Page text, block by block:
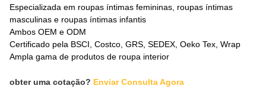
Especializada em roupas íntimas femininas, roupas íntimas
masculinas e roupas íntimas infantis
Ambos OEM e ODM
Certificado pela BSCI, Costco, GRS, SEDEX, Oeko Tex, Wrap
Ampla gama de produtos de roupa interior
obter uma cotação? Enviar Consulta Agora